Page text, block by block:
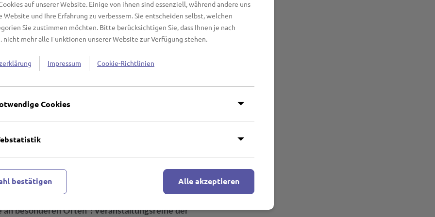
Filmreihe folgen!
einFlyer,die neben der Ankündigung der Termine
und weitere Details enthält.
finden Sie auch auf der Webseite der Nordischen
, dort steht der Flyer auch unter "Aktuelle
Die Reihe "Lübeck im Film" ist eine Veranstaltung
mit Unterstützung der
zur Veranstaltungsreihe "Lübeck im Film"
für den Abdruck zur Verfügung. Dieses
derLTM - Lübeck Tourismus Marketing hierals jpg.
„Heidi kehrt heim“ und „Nosferatu“
an besonderen Orten“: Veranstaltungsreihe der
auf unserer Website. Einige von ihnen sind essenziell, während andere uns
Website und Ihre Erfahrung zu verbessern. Sie entscheiden selbst, welchen
Sie zustimmen möchten. Bitte berücksichtigen Sie, dass Ihnen je nach
nicht mehr alle Funktionen unserer Website zur Verfügung stehen.
Impressum Cookie-Richtlinien
Cookies
Alle akzeptieren
bestätigen